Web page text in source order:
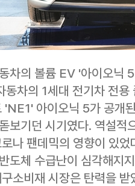
차의 볼륨 EV '아이오닉
동차의 1세대 전기차 전
'NE1' 아이오닉 5가 공개
보기던 시기였다. 역설적
나 팬데믹의 영향이 있
도체 수급난이 심각해지
소비재 시장은 탄력을 받